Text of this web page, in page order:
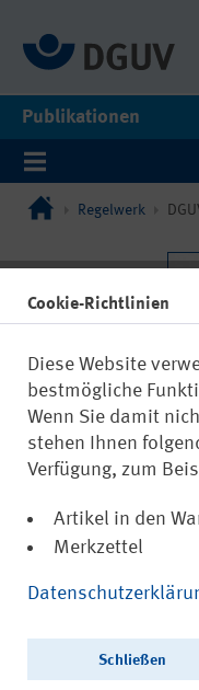
Publikationen
Regelwerk
DGUV Regel 101-038
Cookie-Richtlinien
Diese Website
bestmögliche
Wenn Sie damit
stehen Ihnen
Verfügung, zum
Artikel in den
Merkzettel
Schließen